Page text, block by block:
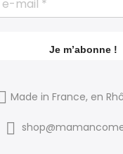
Made in France, en